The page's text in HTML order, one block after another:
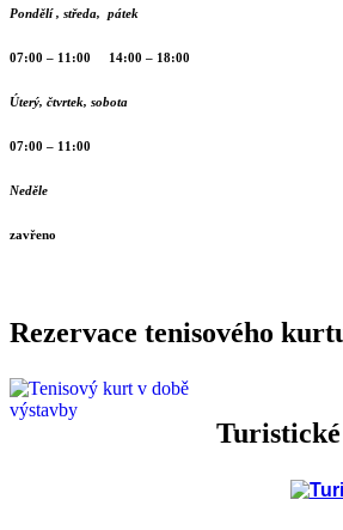
Pondělí , středa, pátek
07:00 – 11:00 14:00 – 18:00
Úterý, čtvrtek, sobota
07:00 – 11:00
Neděle
zavřeno
Rezervace tenisového